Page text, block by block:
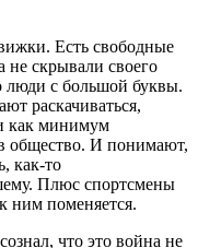
Есть свободные
не скрывали своего
люди с большой буквы.
раскачиваться,
как минимум
общество. И понимают,
как-то
Плюс спортсмены
ним поменяется.